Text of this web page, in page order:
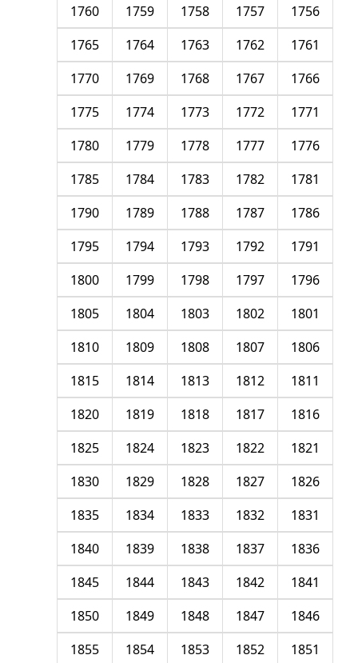
1756
1757
1758
1759
1760
1761
1762
1763
1764
1765
1766
1767
1768
1769
1770
1771
1772
1773
1774
1775
1776
1777
1778
1779
1780
1781
1782
1783
1784
1785
1786
1787
1788
1789
1790
1791
1792
1793
1794
1795
1796
1797
1798
1799
1800
1801
1802
1803
1804
1805
1806
1807
1808
1809
1810
1811
1812
1813
1814
1815
1816
1817
1818
1819
1820
1821
1822
1823
1824
1825
1826
1827
1828
1829
1830
1831
1832
1833
1834
1835
1836
1837
1838
1839
1840
1841
1842
1843
1844
1845
1846
1847
1848
1849
1850
1851
1852
1853
1854
1855